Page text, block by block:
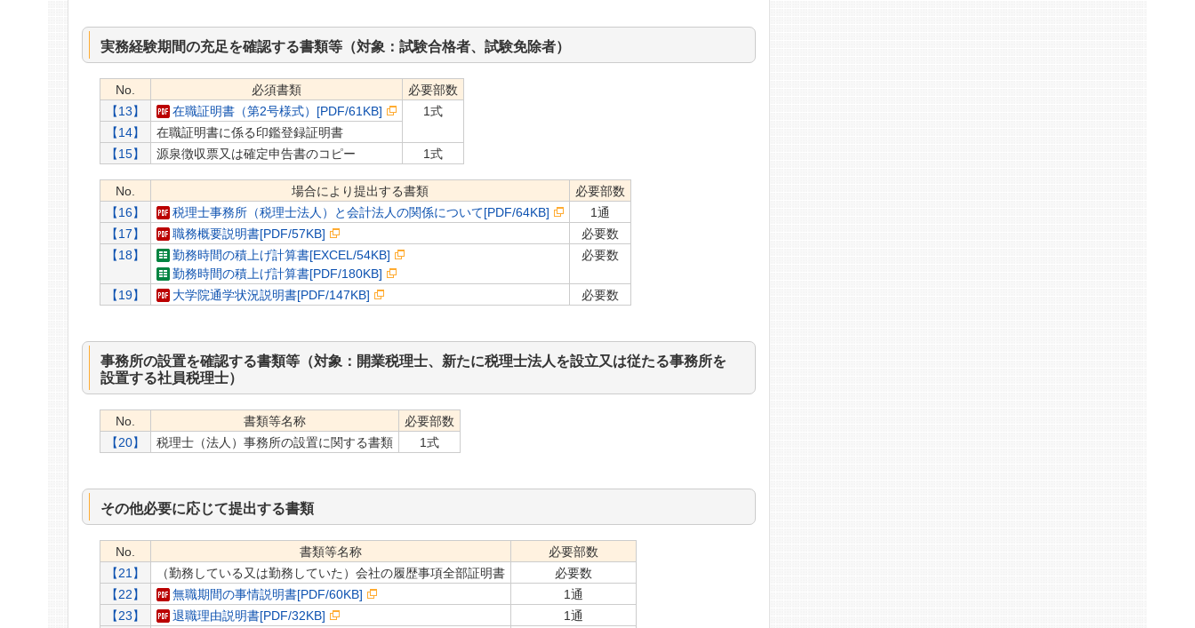
実務経験期間の充足を確認する書類等（対象：試験合格者、試験免除者）
No. 必須書類
必要部数
【13】
在職証明書（第2号様式）[PDF/61KB]
1式
【14】
在職証明書に係る印鑑登録証明書
【15】
源泉徴収票又は確定申告書のコピー 1式
No. 場合により提出する書類
必要部数
【16】
税理士事務所（税理士法人）と会計法人の関係について[PDF/64KB]
1通
【17】
職務概要説明書[PDF/57KB]
必要数
【18】
勤務時間の積上げ計算書[EXCEL/54KB]
勤務時間の積上げ計算書[PDF/180KB]
必要数
【19】 大学院通学状況説明書[PDF/147KB] 必要数
事務所の設置を確認する書類等（対象：開業税理士、新たに税理士法人を設立又は従たる事務所を
設置する社員税理士）
No. 書類等名称
必要部数
【20】
税理士（法人）事務所の設置に関する書類 1式
その他必要に応じて提出する書類
No. 書類等名称
必要部数
【21】
（勤務している又は勤務していた）会社の履歴事項全部証明書
必要数
【22】
無職期間の事情説明書[PDF/60KB]
1通
【23】
退職理由説明書[PDF/32KB]
1通